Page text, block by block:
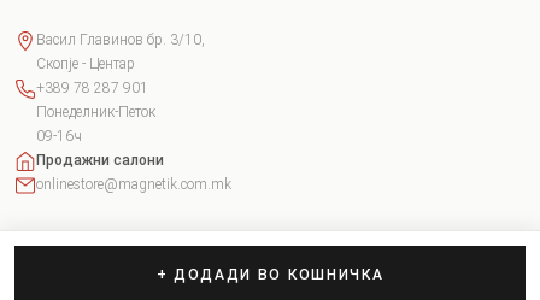
+ ДОДАДИ ВО КОШНИЧКА
Васил Главинов бр. 3/10,
Скопје - Центар
+389 78 287 901
Понеделник-Петок
09-16ч
Продажни салони
onlinestore@magnetik.com.mk
Copyright © 2026 Magnetik. Сите права задржани. Поставки за колачиња